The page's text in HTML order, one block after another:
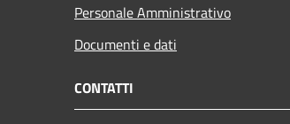
Personale Amministrativo
Documenti e dati
CONTATTI